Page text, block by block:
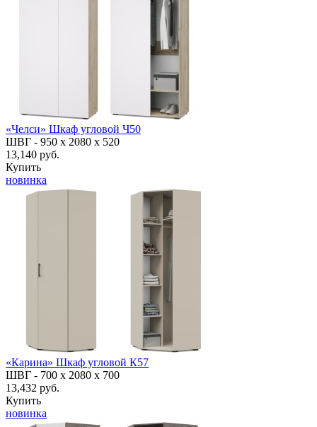
«Челси» Шкаф угловой Ч50
ШВГ - 950 х 2080 х 520
13,140 руб.
Купить
новинка
«Карина» Шкаф угловой К57
ШВГ - 700 х 2080 х 700
13,432 руб.
Купить
новинка